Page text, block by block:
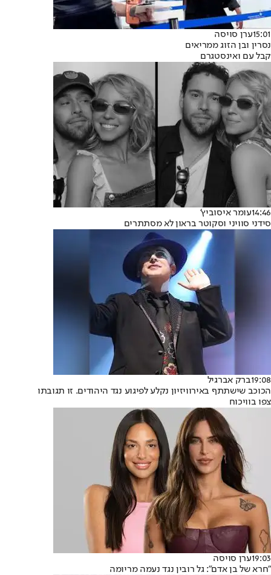
15:01ערן סויסה
נסרין ובן הזוג ממריאים
קבל עם ואינסטגרם
14:46עומר איסוביץ'
סידני סוויני וסקוטר בראון לא מסתתרים
19:08ברק אברגיל
הכוכב שישתתף באירוויזיון נקלע לפיגוע נגד היהודים. זו תגובתו
צפו בוויכוח
19:03ערן סויסה
"חרא של בן אדם": גל רובין נגד נעמה מריומה